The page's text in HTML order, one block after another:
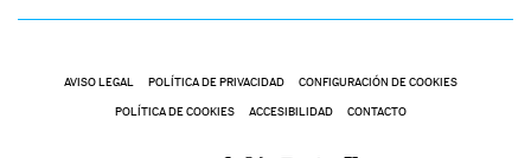
AVISO LEGAL POLÍTICA DE PRIVACIDAD CONFIGURACIÓN DE COOKIES
POLÍTICA DE COOKIES ACCESIBILIDAD CONTACTO